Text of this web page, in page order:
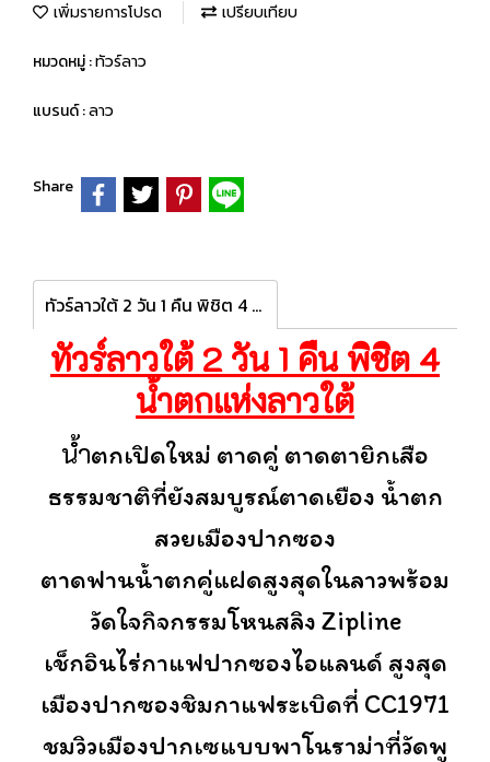
เพิ่มรายการโปรด เปรียบเทียบ
หมวดหมู่ :ทัวร์ลาว
แบรนด์ :ลาว
Share
ทัวร์ลาวใต้ 2 วัน 1 คืน พิชิต 4 น้ำตกแห่งที่ราบสูง ลาวใต้
ทัวร์ลาวใต้ 2 วัน 1 คืน พิชิต 4
น้ำตกแห่งลาวใต้
น้ำตกเปิดใหม่ ตาดคู่ ตาดตายิกเสือ
ธรรมชาติที่ยังสมบูรณ์ตาดเยือง น้ำตก
สวยเมืองปากซอง
ตาดฟานน้ำตกคู่แฝดสูงสุดในลาวพร้อม
วัดใจกิจกรรมโหนสลิง Zipline
เช็กอินไร่กาแฟปากซองไอแลนด์ สูงสุด
เมืองปากซองชิมกาแฟระเบิดที่ CC1971
ชมวิวเมืองปากเซแบบพาโนราม่าที่วัดพู